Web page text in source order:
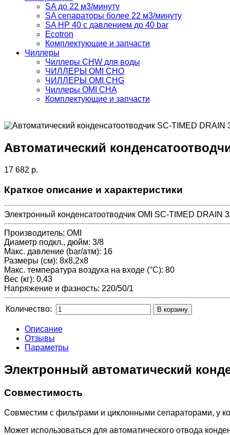
SA до 22 м3/минуту
SA сепараторы более 22 м3/минуту
SA HP 40 с давлением до 40 bar
Ecotron
Комплектующие и запчасти
Чиллеры
Чиллеры CHW для воды
ЧИЛЛЕРЫ OMI CHO
ЧИЛЛЕРЫ OMI CHG
Чиллеры OMI CHA
Комплектующие и запчасти
Автоматический
17 682 р.
Краткое описание и характеристики
Электронный конденсатоотводчик OMI SC-TIMED DRAIN
Производитель: OMI
Диаметр подкл., дюйм: 3/8
Макс. давление (bar/атм): 16
Размеры (см): 8x8,2x8
Макс. температура воздуха на входе (°C): 80
Вес (кг): 0,43
Напряжение и фазность: 220/50/1
Количество:
Описание
Отзывы
Параметры
Электронный автоматический
Совместимость
Совместим с фильтрами и циклонными сепараторами, у
Может использоваться для автоматического отвода